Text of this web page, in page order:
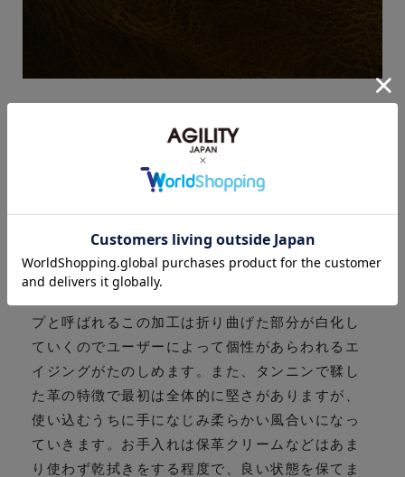
植物タンニンで鞣した牛キップを土台に、東京の
下町・墨田区の工場にて染色、加工をした革で
す。熟練した職人の手作業により染料で素上げ染
がらプレスすることで表面には綺麗なツヤがあが
り、手塗りのワックスが濃淡のコントラストを生
プと呼ばれるこの加工は折り曲げた部分が白化し
ていくのでユーザーによって個性があらわれるエ
イジングがたのしめます。また、タンニンで鞣し
た革の特徴で最初は全体的に堅さがありますが、
使い込むうちに手になじみ柔らかい風合いになっ
ていきます。お手入れは保革クリームなどはあま
り使わず乾拭きをする程度で、良い状態を保てま